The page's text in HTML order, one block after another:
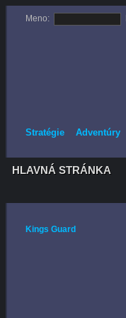
Meno:
Stratégie Adventúry
HLAVNÁ STRÁNKA
HLAVNÁ STRÁNKA
Kings Guard